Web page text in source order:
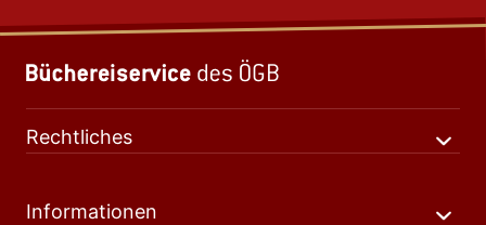
Rechtliches
Informationen